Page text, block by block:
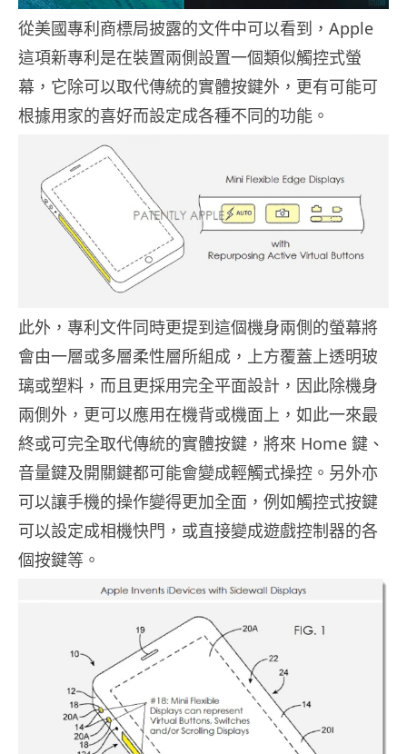
從美國專利商標局披露的文件中可以看到，Apple
這項新專利是在裝置兩側設置一個類似觸控式螢
幕，它除可以取代傳統的實體按鍵外，更有可能可
根據用家的喜好而設定成各種不同的功能。
此外，專利文件同時更提到這個機身兩側的螢幕將
會由一層或多層柔性層所組成，上方覆蓋上透明玻
璃或塑料，而且更採用完全平面設計，因此除機身
兩側外，更可以應用在機背或機面上，如此一來最
終或可完全取代傳統的實體按鍵，將來 Home 鍵、
音量鍵及開關鍵都可能會變成輕觸式操控。另外亦
可以讓手機的操作變得更加全面，例如觸控式按鍵
可以設定成相機快門，或直接變成遊戲控制器的各
個按鍵等。